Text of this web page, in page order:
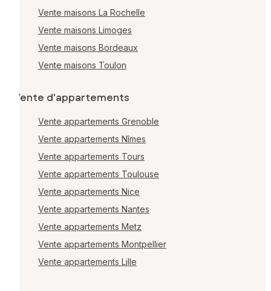
Vente maisons La Rochelle
Vente maisons Limoges
Vente maisons Bordeaux
Vente maisons Toulon
Vente d'appartements
Vente appartements Grenoble
Vente appartements Nîmes
Vente appartements Tours
Vente appartements Toulouse
Vente appartements Nice
Vente appartements Nantes
Vente appartements Metz
Vente appartements Montpellier
Vente appartements Lille